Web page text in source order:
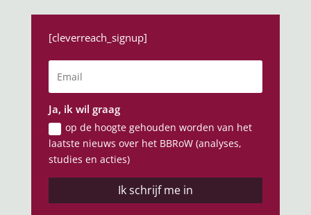
[cleverreach_signup]
Ja, ik wil graag
op de hoogte gehouden worden van het
laatste nieuws over het BBRoW (analyses,
studies en acties)
Ik schrijf me in